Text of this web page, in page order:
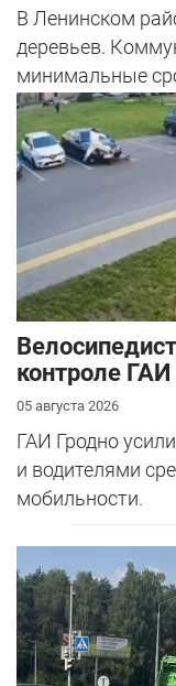
В Ленинском
деревьев.
минимальные
контроле ГАИ
05 августа 2026
ГАИ Гродно
и водителями
мобильности.